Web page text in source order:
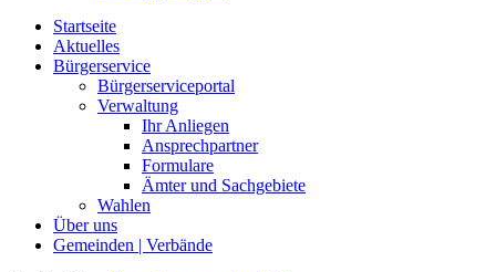
Startseite
Aktuelles
Bürgerservice
Bürgerserviceportal
Verwaltung
Ihr Anliegen
Ansprechpartner
Formulare
Ämter und Sachgebiete
Wahlen
Über uns
Gemeinden | Verbände